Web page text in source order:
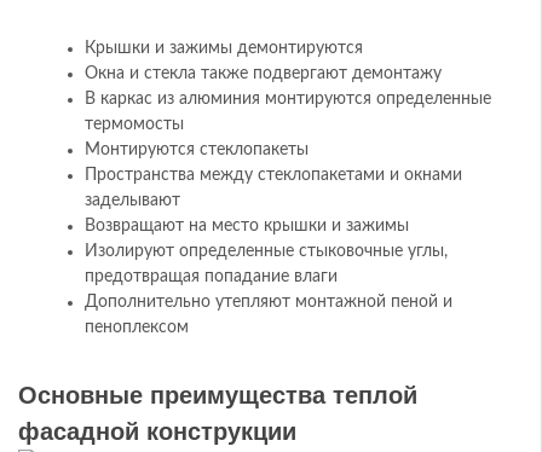
Крышки и зажимы демонтируются
Окна и стекла также подвергают демонтажу
В каркас из алюминия монтируются определенные
термомосты
Монтируются стеклопакеты
Пространства между стеклопакетами и окнами
заделывают
Возвращают на место крышки и зажимы
Изолируют определенные стыковочные углы,
предотвращая попадание влаги
Дополнительно утепляют монтажной пеной и
пеноплексом
Основные преимущества теплой
фасадной конструкции